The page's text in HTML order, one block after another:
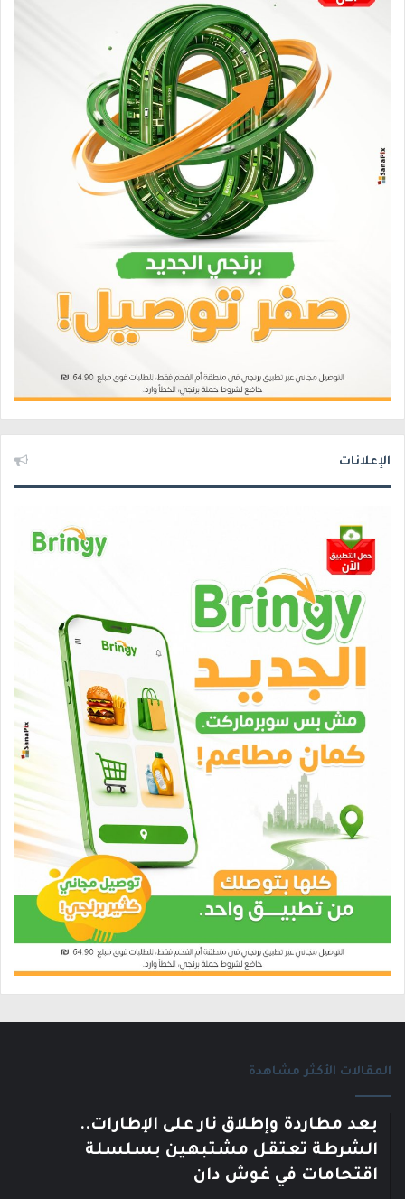
الإعلانات
المقالات الأكثر مشاهدة
بعد مطاردة وإطلاق نار على الإطارات..
الشرطة تعتقل مشتبهين بسلسلة
اقتحامات في غوش دان